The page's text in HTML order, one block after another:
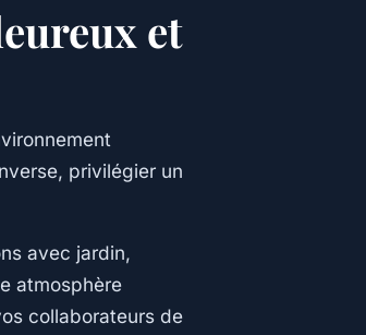
et
privilégier un
avec jardin,
atmosphère
collaborateurs de